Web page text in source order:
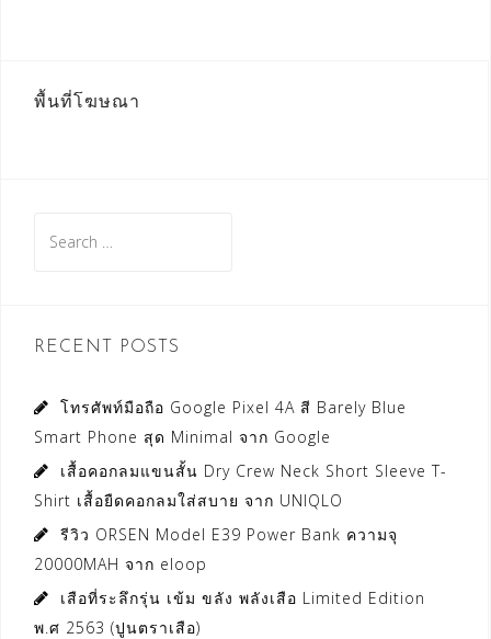
พื้นที่โฆษณา
for:
RECENT POSTS
โทรศัพท์มือถือ Google Pixel 4A สี Barely Blue
Smart Phone สุด Minimal จาก Google
เสื้อคอกลมแขนสั้น Dry Crew Neck Short Sleeve T-
Shirt เสื้อยืดคอกลมใส่สบาย จาก UNIQLO
รีวิว ORSEN Model E39 Power Bank ความจุ
20000MAH จาก eloop
เสือที่ระลึกรุ่น เข้ม ขลัง พลังเสือ Limited Edition
พ.ศ 2563 (ปูนตราเสือ)